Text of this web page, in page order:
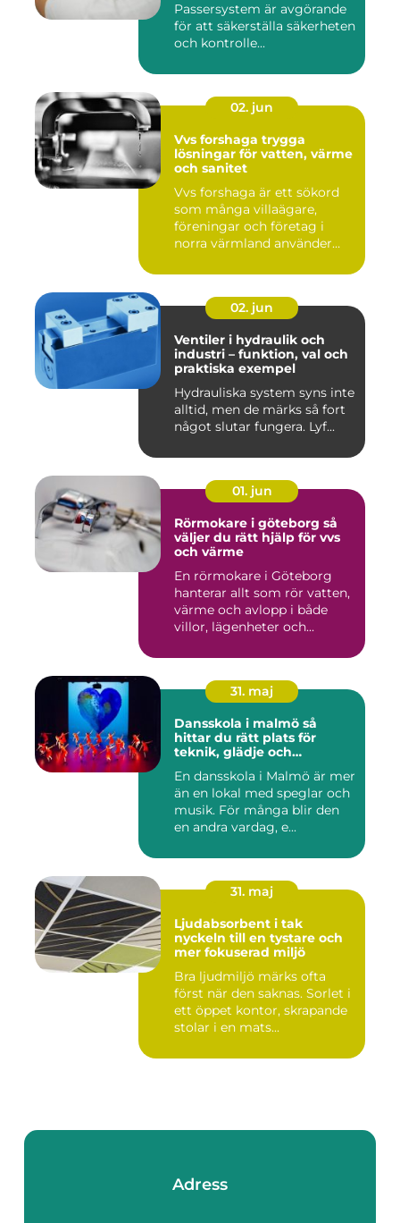
Passersystem är avgörande
för att säkerställa säkerheten
och kontrolle...
02. jun
Vvs forshaga trygga
lösningar för vatten, värme
och sanitet
Vvs forshaga är ett sökord
som många villaägare,
föreningar och företag i
norra värmland använder
02. jun
Ventiler i hydraulik och
industri – funktion, val och
praktiska exempel
Hydrauliska system syns inte
alltid, men de märks så fort
något slutar fungera. Lyf...
01. jun
Rörmokare i göteborg så
väljer du rätt hjälp för vvs
och värme
En rörmokare i Göteborg
hanterar allt som rör vatten,
värme och avlopp i både
villor, lägenheter och...
31. maj
Dansskola i malmö så
hittar du rätt plats för
teknik, glädje och
En dansskola i Malmö är mer
än en lokal med speglar och
musik. För många blir den
en andra vardag, e...
31. maj
Ljudabsorbent i tak
nyckeln till en tystare och
mer fokuserad miljö
Bra ljudmiljö märks ofta
först när den saknas. Sorlet i
ett öppet kontor, skrapande
stolar i en mats...
Adress